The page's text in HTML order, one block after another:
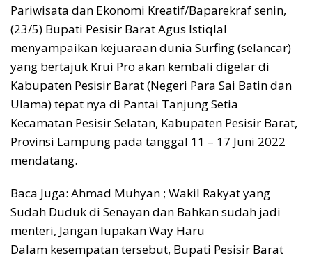
Pariwisata dan Ekonomi Kreatif/Baparekraf senin,
(23/5) Bupati Pesisir Barat Agus Istiqlal
menyampaikan kejuaraan dunia Surfing (selancar)
yang bertajuk Krui Pro akan kembali digelar di
Kabupaten Pesisir Barat (Negeri Para Sai Batin dan
Ulama) tepat nya di Pantai Tanjung Setia
Kecamatan Pesisir Selatan, Kabupaten Pesisir Barat,
Provinsi Lampung pada tanggal 11 – 17 Juni 2022
mendatang.
Baca Juga: Ahmad Muhyan ; Wakil Rakyat yang
Sudah Duduk di Senayan dan Bahkan sudah jadi
menteri, Jangan lupakan Way Haru
Dalam kesempatan tersebut, Bupati Pesisir Barat